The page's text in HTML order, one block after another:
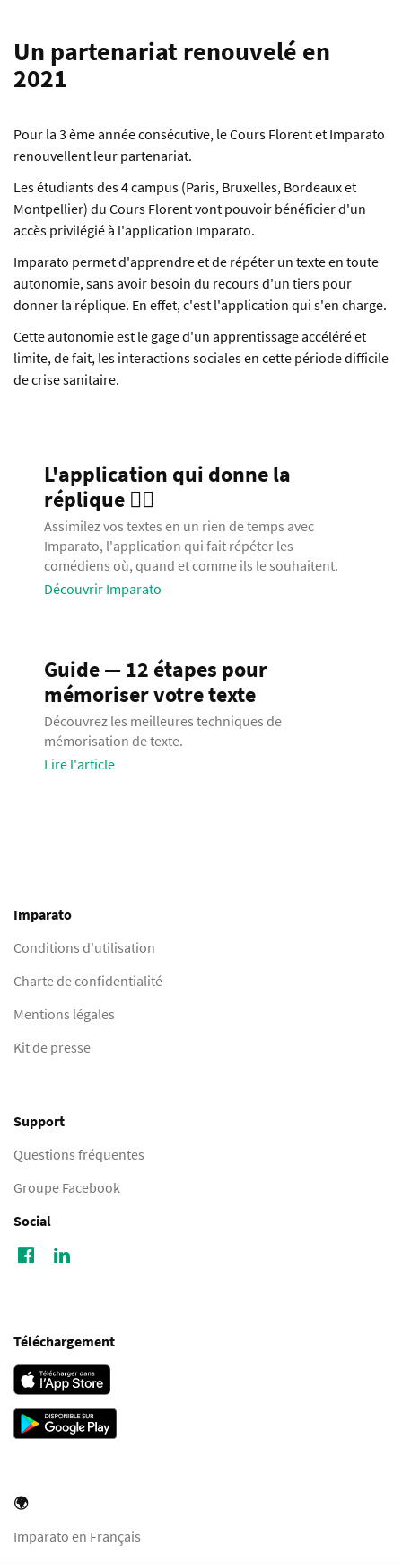
Un partenariat renouvelé en
2021
Pour la 3 ème année consécutive, le Cours Florent et Imparato
renouvellent leur partenariat.
Les étudiants des 4 campus (Paris, Bruxelles, Bordeaux et
Montpellier) du Cours Florent vont pouvoir bénéficier d'un
accès privilégié à l'application Imparato.
Imparato permet d'apprendre et de répéter un texte en toute
autonomie, sans avoir besoin du recours d'un tiers pour
donner la réplique. En effet, c'est l'application qui s'en charge.
Cette autonomie est le gage d'un apprentissage accéléré et
limite, de fait, les interactions sociales en cette période difficile
de crise sanitaire.
L'application qui donne la
réplique 🧞‍♂️
Assimilez vos textes en un rien de temps avec
Imparato, l'application qui fait répéter les
comédiens où, quand et comme ils le souhaitent.
Découvrir Imparato
Guide — 12 étapes pour
mémoriser votre texte
Découvrez les meilleures techniques de
mémorisation de texte.
Lire l'article
Imparato
Conditions d'utilisation
Charte de confidentialité
Mentions légales
Kit de presse
Support
Questions fréquentes
Groupe Facebook
Social
Téléchargement
🌍
Imparato en Français